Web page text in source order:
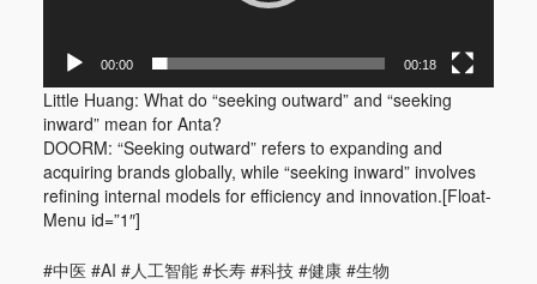
00:00 00:18
Little Huang: What do “seeking outward” and “seeking
inward” mean for Anta?
DOORM: “Seeking outward” refers to expanding and
acquiring brands globally, while “seeking inward” involves
refining internal models for efficiency and innovation.[Float-
Menu id=”1″]
#中医 #AI #人工智能 #长寿 #科技 #健康 #生物